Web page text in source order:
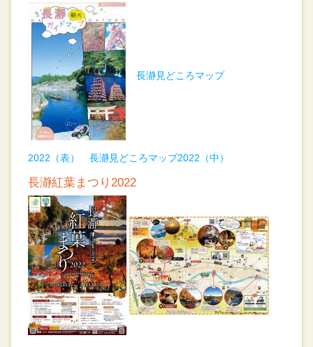
長瀞見どころマップ
2022（表） 長瀞見どころマップ2022（中）
長瀞紅葉まつり2022